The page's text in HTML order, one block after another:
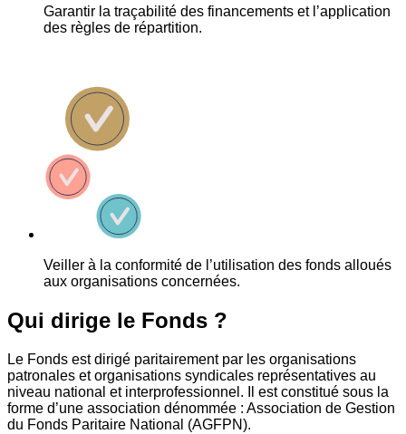
Garantir la traçabilité des financements et l’application
des règles de répartition.
Veiller à la conformité de l’utilisation des fonds alloués
aux organisations concernées.
Qui dirige le Fonds ?
Le Fonds est dirigé paritairement par les organisations
patronales et organisations syndicales représentatives au
niveau national et interprofessionnel. Il est constitué sous la
forme d’une association dénommée : Association de Gestion
du Fonds Paritaire National (AGFPN).